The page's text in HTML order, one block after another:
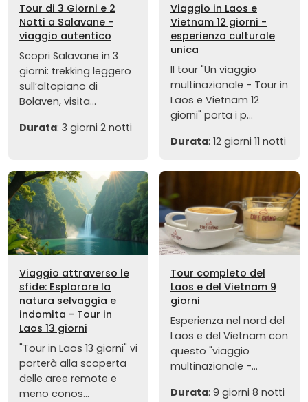
Tour di 3 Giorni e 2
Notti a Salavane -
viaggio autentico
Scopri Salavane in 3
giorni: trekking leggero
sull’altopiano di
Bolaven, visita...
Durata: 3 giorni 2 notti
Viaggio in Laos e
Vietnam 12 giorni -
esperienza culturale
unica
Il tour "Un viaggio
multinazionale - Tour in
Laos e Vietnam 12
giorni" porta i p...
Durata: 12 giorni 11 notti
Viaggio attraverso le
sfide: Esplorare la
natura selvaggia e
indomita - Tour in
Laos 13 giorni
"Tour in Laos 13 giorni" vi
porterà alla scoperta
delle aree remote e
meno conos...
Tour completo del
Laos e del Vietnam 9
giorni
Esperienza nel nord del
Laos e del Vietnam con
questo "viaggio
multinazionale -...
Durata: 9 giorni 8 notti